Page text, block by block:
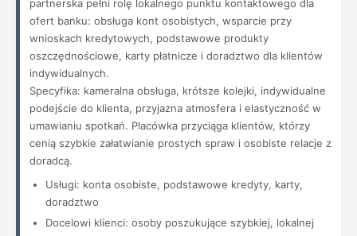
partnerska pełni rolę lokalnego punktu kontaktowego dla
ofert banku: obsługa kont osobistych, wsparcie przy
wnioskach kredytowych, podstawowe produkty
oszczędnościowe, karty płatnicze i doradztwo dla klientów
indywidualnych.
Specyfika: kameralna obsługa, krótsze kolejki, indywidualne
podejście do klienta, przyjazna atmosfera i elastyczność w
umawianiu spotkań. Placówka przyciąga klientów, którzy
cenią szybkie załatwianie prostych spraw i osobiste relacje z
doradcą.
Usługi: konta osobiste, podstawowe kredyty, karty,
doradztwo
Docelowi klienci: osoby poszukujące szybkiej, lokalnej